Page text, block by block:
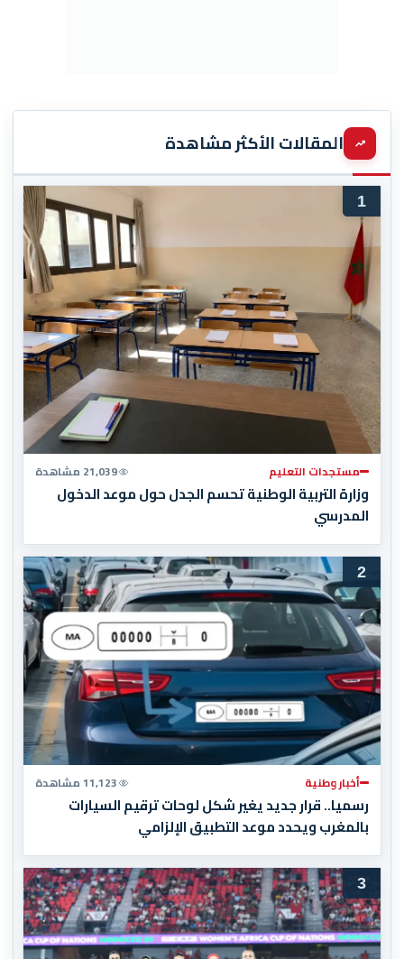
المقالات الأكثر مشاهدة
1
مستجدات التعليم 21,039 مشاهدة
وزارة التربية الوطنية تحسم الجدل حول موعد الدخول
المدرسي
2
أخبار وطنية 11,123 مشاهدة
رسميا.. قرار جديد يغير شكل لوحات ترقيم السيارات
بالمغرب ويحدد موعد التطبيق الإلزامي
3